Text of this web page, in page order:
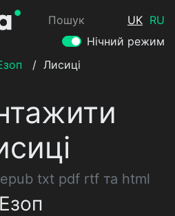
Пошук UK RU
Нічний режим
/ Лисиці
txt pdf rtf та html
Езоп